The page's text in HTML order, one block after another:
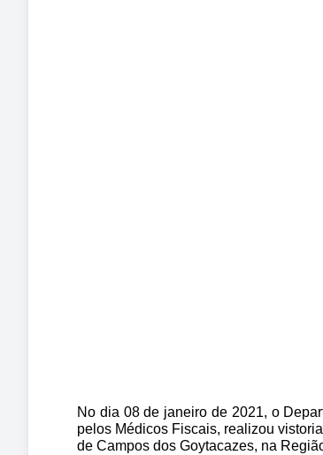
No dia 08 de janeiro de 2021, o
pelos Médicos Fiscais, realizou
de Campos dos Goytacazes, na